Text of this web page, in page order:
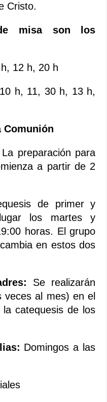
Cristo.
misa son los
12 h, 20 h
10 h, 11, 30 h, 13 h,
Comunión
La preparación para
a partir de 2
de primer y
los martes y
horas. El grupo
en estos dos
Se realizarán
veces al mes) en el
catequesis de los
Domingos a las